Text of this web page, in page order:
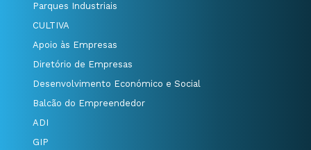
Parques Industriais
CULTIVA
Apoio às Empresas
Diretório de Empresas
Desenvolvimento Económico e Social
Balcão do Empreendedor
ADI
GIP